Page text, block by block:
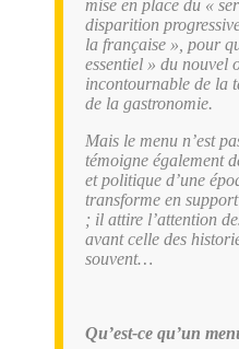
mise en place du «
disparition
la française », pour
essentiel » du nouvel
incontournable de la
de la gastronomie.
Mais le menu n’est
témoigne également
et politique d’une
transforme en
; il attire l’attention
avant celle des
souvent…
Qu’est-ce qu’un